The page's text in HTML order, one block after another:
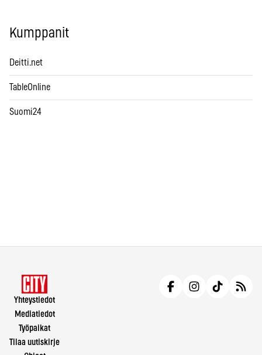
Kumppanit
Deitti.net
TableOnline
Suomi24
Yhteystiedot
Mediatiedot
Työpaikat
Tilaa uutiskirje